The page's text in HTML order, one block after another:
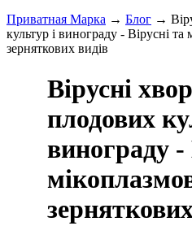
Приватная Марка → Блог →
культур і винограду - Вірусні та
зерняткових видів
Вірусні
плодових
винограду -